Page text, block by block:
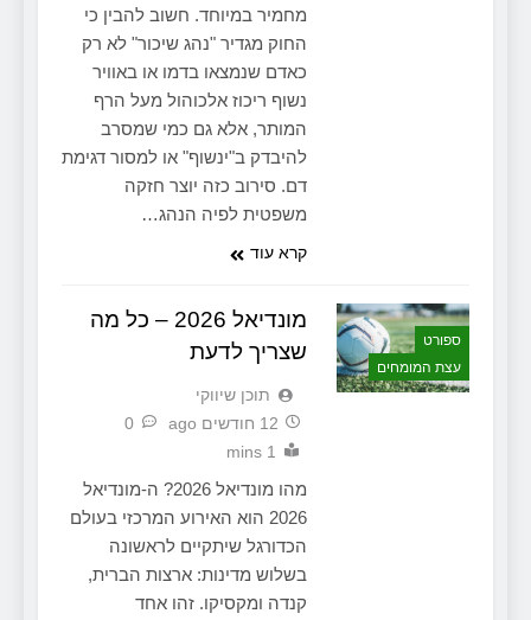
מחמיר במיוחד. חשוב להבין כי
החוק מגדיר "נהג שיכור" לא רק
כאדם שנמצאו בדמו או באוויר
נשוף ריכוז אלכוהול מעל הרף
המותר, אלא גם כמי שמסרב
להיבדק ב"ינשוף" או למסור דגימת
דם. סירוב כזה יוצר חזקה
משפטית לפיה הנהג…
קרא עוד
ספורט
עצת המומחים
מונדיאל 2026 – כל מה
שצריך לדעת
תוכן שיווקי
12 חודשים ago
0
1 mins
מהו מונדיאל 2026? ה-מונדיאל
2026 הוא האירוע המרכזי בעולם
הכדורגל שיתקיים לראשונה
בשלוש מדינות: ארצות הברית,
קנדה ומקסיקו. זהו אחד